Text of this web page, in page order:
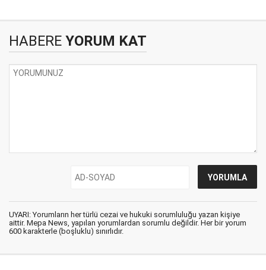
HABERE YORUM KAT
UYARI: Yorumların her türlü cezai ve hukuki sorumluluğu yazan kişiye
aittir. Mepa News, yapılan yorumlardan sorumlu değildir. Her bir yorum
600 karakterle (boşluklu) sınırlıdır.